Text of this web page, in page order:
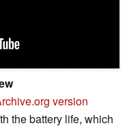
version
the battery life, which